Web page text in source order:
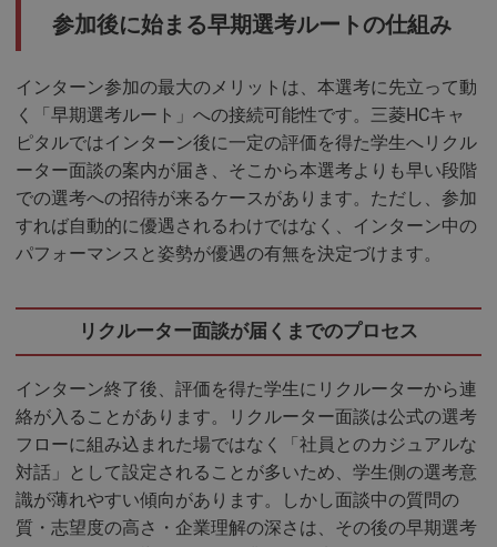
参加後に始まる早期選考ルートの仕組み
インターン参加の最大のメリットは、本選考に先立って動
く「早期選考ルート」への接続可能性です。三菱HCキャ
ピタルではインターン後に一定の評価を得た学生へリクル
ーター面談の案内が届き、そこから本選考よりも早い段階
での選考への招待が来るケースがあります。ただし、参加
すれば自動的に優遇されるわけではなく、インターン中の
パフォーマンスと姿勢が優遇の有無を決定づけます。
リクルーター面談が届くまでのプロセス
インターン終了後、評価を得た学生にリクルーターから連
絡が入ることがあります。リクルーター面談は公式の選考
フローに組み込まれた場ではなく「社員とのカジュアルな
対話」として設定されることが多いため、学生側の選考意
識が薄れやすい傾向があります。しかし面談中の質問の
質・志望度の高さ・企業理解の深さは、その後の早期選考